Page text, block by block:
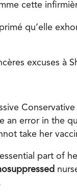
cette
qu’elle
excuses à
an error in the
take her
part of